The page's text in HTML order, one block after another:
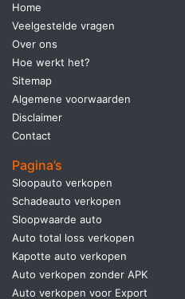
Home
Veelgestelde vragen
Over ons
Hoe werkt het?
Sitemap
Algemene voorwaarden
Disclaimer
Contact
Pagina’s
Sloopauto verkopen
Schadeauto verkopen
Sloopwaarde auto
Auto total loss verkopen
Kapotte auto verkopen
Auto verkopen zonder APK
Auto verkopen voor Export